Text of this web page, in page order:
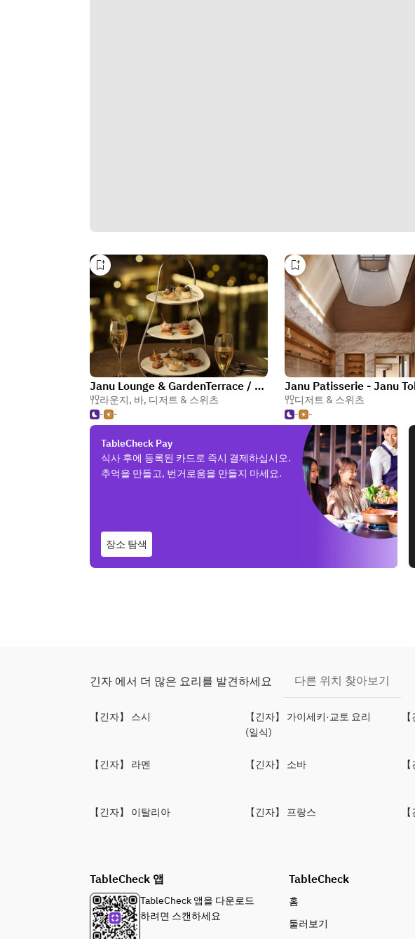
Janu Lounge & GardenTerrace / Janu Bar - Janu Tokyo
라운지, 바, 디저트 & 스위츠
-
-
Janu Patisserie - Janu
디저트 & 스위츠
-
-
TableCheck Pay
식사 후에 등록된 카드로 즉시 결제하십시오.
추억을 만들고, 번거로움을 만들지 마세요.
장소 탐색
긴자 에서 더 많은 요리를 발견하세요 다른 위치 찾아보기
【긴자】 스시
【긴자】 가이세키·교토 요리
(일식)
【긴자】 라멘 【긴자】 소바
【긴자】 이탈리아 【긴자】 프랑스
TableCheck 앱
TableCheck 앱을 다운로드
하려면 스캔하세요
TableCheck
홈
둘러보기